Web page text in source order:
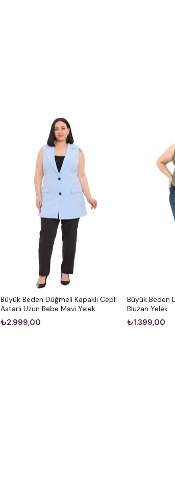
Büyük Beden Düğmeli Kapaklı Cepli
Astarlı Uzun Bebe Mavi Yelek
₺2.999,00
Büyük Beden
Bluzan Yelek
₺1.399,00